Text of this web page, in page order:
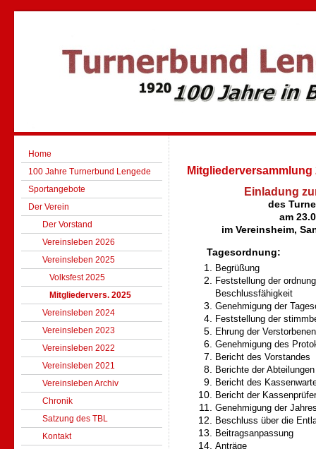
Home
100 Jahre Turnerbund Lengede
Sportangebote
Der Verein
Der Vorstand
Vereinsleben 2026
Vereinsleben 2025
Volksfest 2025
Mitgliedervers. 2025
Vereinsleben 2024
Vereinsleben 2023
Vereinsleben 2022
Vereinsleben 2021
Vereinsleben Archiv
Chronik
Satzung des TBL
Kontakt
Mitgliederversammlung
Einladung
des
am
im Vereinsheim,
Tagesordnung:
Begrüßung
Feststellung der
Beschlussfähigkeit
Genehmigung der
Feststellung der
Ehrung der Verstorbenen
Genehmigung des
Bericht des Vorstandes
Berichte der Abteilungen
Bericht des
Bericht der Kassenprüfer
Genehmigung der
Beschluss über die
Beitragsanpassung
Anträge